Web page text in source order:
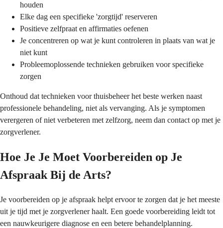
houden
Elke dag een specifieke 'zorgtijd' reserveren
Positieve zelfpraat en affirmaties oefenen
Je concentreren op wat je kunt controleren in plaats van wat je
niet kunt
Probleemoplossende technieken gebruiken voor specifieke
zorgen
Onthoud dat technieken voor thuisbeheer het beste werken naast
professionele behandeling, niet als vervanging. Als je symptomen
verergeren of niet verbeteren met zelfzorg, neem dan contact op met je
zorgverlener.
Hoe Je Je Moet Voorbereiden op Je
Afspraak Bij de Arts?
Je voorbereiden op je afspraak helpt ervoor te zorgen dat je het meeste
uit je tijd met je zorgverlener haalt. Een goede voorbereiding leidt tot
een nauwkeurigere diagnose en een betere behandelplanning.